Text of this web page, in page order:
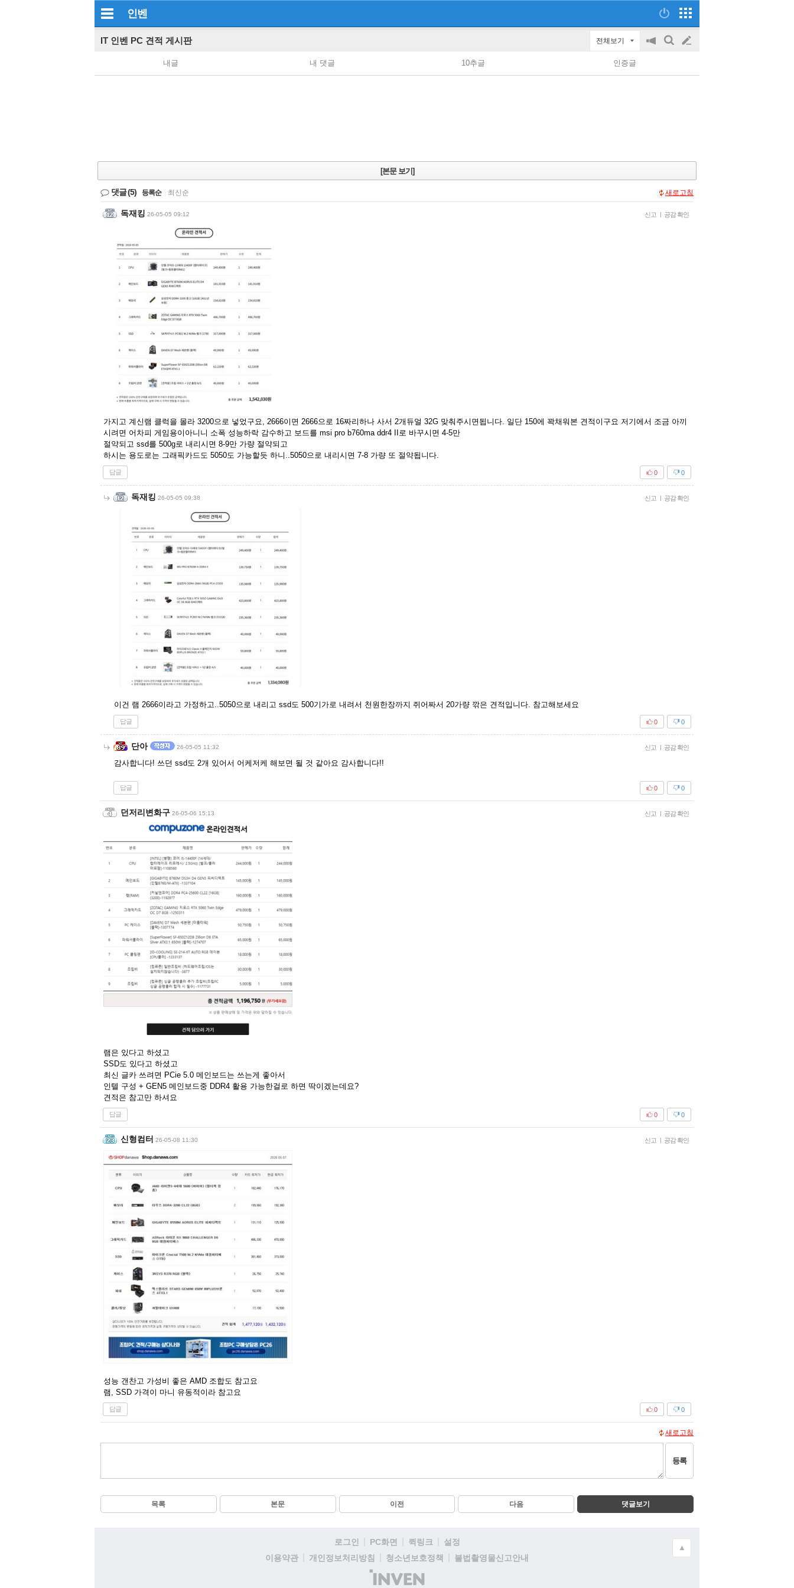
인벤
IT 인벤 PC 견적 게시판 전체보기
공
on/off
검
글
쓰
내글 내 댓글 10추글 인증글
[본문 보기]
댓글(5) 등록순 최신순 새로고침
독재킹 26-05-05 09:12 신고 | 공감 확인
가지고 계신램 클럭을 몰라 3200으로 넣었구요, 2666이면 2666으로 16짜리하나 사서 2개듀얼 32G 맞춰주시면됩니다. 일단 150에 꽉채워본 견적이구요 저기에서 조금 아끼
시려면 어차피 게임용이아니니 소폭 성능하락 감수하고 보드를 msi pro b760ma ddr4 II로 바꾸시면 4-5만
절약되고 ssd를 500g로 내리시면 8-9만 가량 절약되고
하시는 용도로는 그래픽카드도 5050도 가능할듯 하니..5050으로 내리시면 7-8 가량 또 절약됩니다.
답글 0
0
독재킹 26-05-05 09:38 신고 | 공감 확인
이건 램 2666이라고 가정하고..5050으로 내리고 ssd도 500기가로 내려서 천원한장까지 쥐어짜서 20가량 깎은 견적입니다. 참고해보세요
답글 0
0
단아 26-05-05 11:32 신고 | 공감 확인
감사합니다! 쓰던 ssd도 2개 있어서 어케저케 해보면 될 것 같아요 감사합니다!!
답글 0
0
던저리변화구 26-05-06 15:13 신고 | 공감 확인
램은 있다고 하셨고
SSD도 있다고 하셨고
최신 글카 쓰려면 PCie 5.0 메인보드는 쓰는게 좋아서
인텔 구성 + GEN5 메인보드중 DDR4 활용 가능한걸로 하면 딱이겠는데요?
견적은 참고만 하셔요
답글 0
0
신형컴터 26-05-08 11:30 신고 | 공감 확인
성능 갠찬고 가성비 좋은 AMD 조합도 참고요
램, SSD 가격이 마니 유동적이라 참고요
답글 0
0
새로고침
등록
목록 본문 이전 다음 댓글보기
로그인 PC화면 퀵링크
설정
이용약관
개인정보처리방침 청소년보호정책
불법촬영물신고안내
(주)
▲